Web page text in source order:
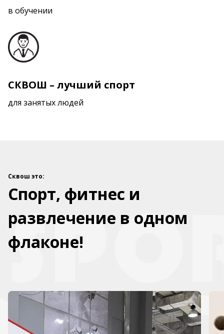
в обучении
СКВОШ – лучший спорт
для занятых людей
Сквош это:
Спорт, фитнес и
развлечение в одном
флаконе!